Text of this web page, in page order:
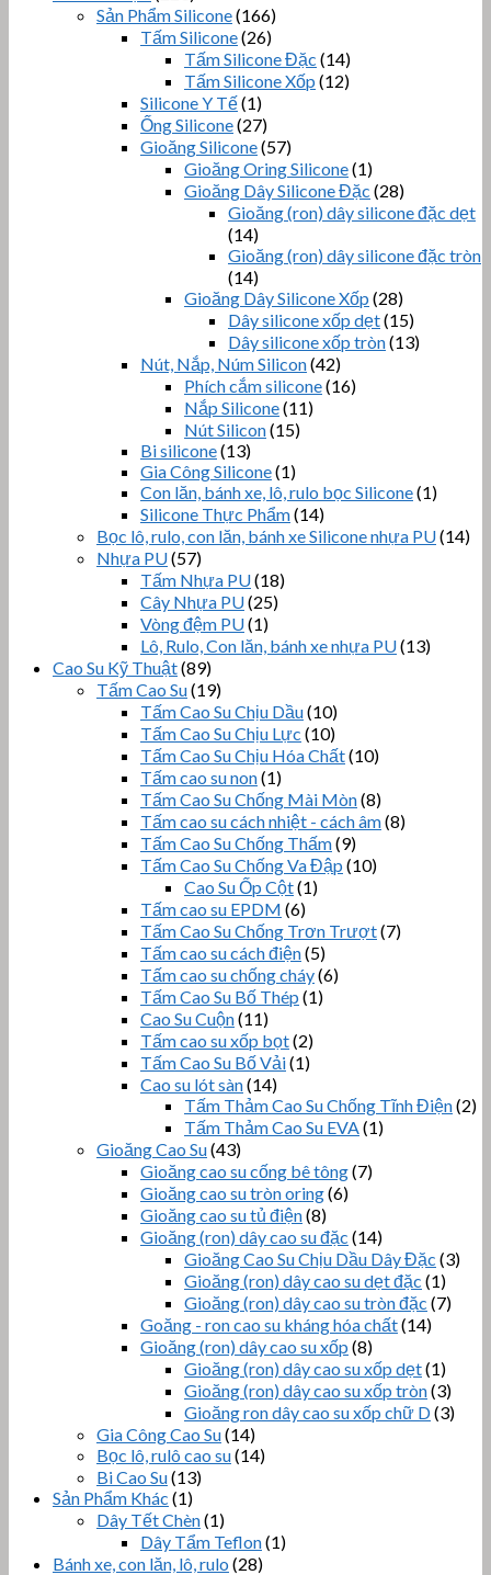
Sản Phẩm Silicone(166)
Tấm Silicone(26)
Tấm Silicone Đặc (14)
Tấm Silicone Xốp (12)
Silicone Y Tế(1)
Ống Silicone(27)
Gioăng Silicone(57)
Gioăng Oring Silicone(1)
Gioăng Dây Silicone Đặc (28)
Gioăng (ron) dây silicone đặc dẹt
(14)
Gioăng (ron) dây silicone đặc tròn
(14)
Gioăng Dây Silicone Xốp (28)
Dây silicone xốp dẹt(15)
Dây silicone xốp tròn(13)
Nút, Nắp, Núm Silicon(42)
Phích cắm silicone(16)
Nắp Silicone(11)
Nút Silicon(15)
Bi silicone(13)
Gia Công Silicone(1)
Con lăn, bánh xe, lô, rulo bọc Silicone(1)
Silicone Thực Phẩm(14)
Bọc lô, rulo, con lăn, bánh xe Silicone nhựa PU(14)
Nhựa PU(57)
Tấm Nhựa PU(18)
Cây Nhựa PU(25)
Vòng đệm PU(1)
Lô, Rulo, Con lăn, bánh xe nhựa PU(13)
Cao Su Kỹ Thuật(89)
Tấm Cao Su(19)
Tấm Cao Su Chịu Dầu(10)
Tấm Cao Su Chịu Lực (10)
Tấm Cao Su Chịu Hóa Chất(10)
Tấm cao su non(1)
Tấm Cao Su Chống Mài Mòn(8)
Tấm cao su cách nhiệt - cách âm(8)
Tấm Cao Su Chống Thấm(9)
Tấm Cao Su Chống Va Đập (10)
Cao Su Ốp Cột(1)
Tấm cao su EPDM (6)
Tấm Cao Su Chống Trơn Trượt(7)
Tấm cao su cách điện(5)
Tấm cao su chống cháy(6)
Tấm Cao Su Bố Thép (1)
Cao Su Cuộn(11)
Tấm cao su xốp bọt(2)
Tấm Cao Su Bố Vải(1)
Cao su lót sàn(14)
Tấm Thảm Cao Su Chống Tĩnh Điện(2)
Tấm Thảm Cao Su EVA(1)
Gioăng Cao Su(43)
Gioăng cao su cống bê tông(7)
Gioăng cao su tròn oring(6)
Gioăng cao su tủ điện(8)
Gioăng (ron) dây cao su đặc (14)
Gioăng Cao Su Chịu Dầu Dây Đặc (3)
Gioăng (ron) dây cao su dẹt đặc (1)
Gioăng (ron) dây cao su tròn đặc (7)
Goăng - ron cao su kháng hóa chất(14)
Gioăng (ron) dây cao su xốp (8)
Gioăng (ron) dây cao su xốp dẹt(1)
Gioăng (ron) dây cao su xốp tròn(3)
Gioăng ron dây cao su xốp chữ D(3)
Gia Công Cao Su(14)
Bọc lô, rulô cao su(14)
Bi Cao Su(13)
Sản Phẩm Khác (1)
Dây Tết Chèn(1)
Dây Tẩm Teflon(1)
Bánh xe, con lăn, lô, rulo (28)